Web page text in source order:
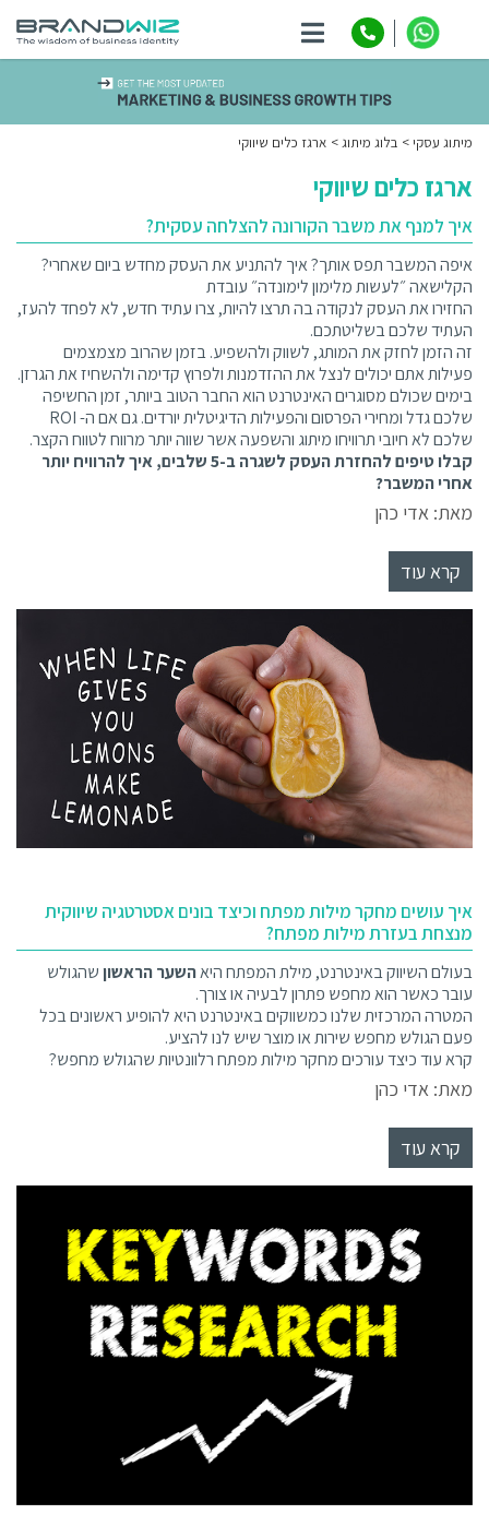
מיתוג עסקי בלוג מיתוג ארגז כלים שיווקי
ארגז כלים שיווקי
איך למנף את משבר הקורונה להצלחה עסקית?
איפה המשבר תפס אותך? איך להתניע את העסק מחדש ביום שאחרי?
הקלישאה ״לעשות מלימון לימונדה״ עובדת
החזירו את העסק לנקודה בה תרצו להיות, צרו עתיד חדש, לא לפחד להעז,
העתיד שלכם בשליטתכם.
זה הזמן לחזק את המותג, לשווק ולהשפיע. בזמן שהרוב מצמצמים
פעילות אתם יכולים לנצל את ההזדמנות ולפרוץ קדימה ולהשחיז את הגרזן.
בימים שכולם מסוגרים האינטרנט הוא החבר הטוב ביותר, זמן החשיפה
שלכם לא חיובי תרוויחו מיתוג והשפעה אשר שווה יותר מרווח לטווח הקצר.
קבלו טיפים להחזרת העסק לשגרה ב-5 שלבים, איך להרוויח יותר
אחרי המשבר?
מאת: אדי כהן
קרא עוד
איך עושים מחקר מילות מפתח וכיצד בונים אסטרטגיה שיווקית
מנצחת בעזרת מילות מפתח?
בעולם השיווק באינטרנט, מילת המפתח היאהשער הראשון שהגולש
עובר כאשר הוא מחפש פתרון לבעיה או צורך.
המטרה המרכזית שלנו כמשווקים באינטרנט היא להופיע ראשונים בכל
פעם הגולש מחפש שירות או מוצר שיש לנו להציע.
קרא עוד כיצד עורכים מחקר מילות מפתח רלוונטיות שהגולש מחפש?
מאת: אדי כהן
קרא עוד